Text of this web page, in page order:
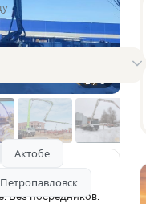
1 / 6
Без посредников.
Актобе
Петропавловск